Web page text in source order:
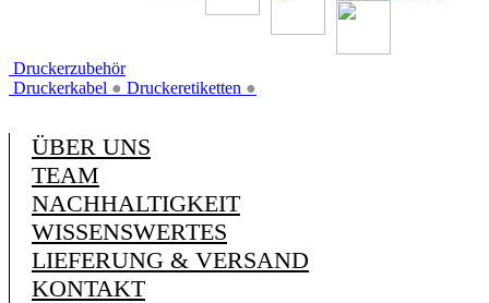
Druckerzubehör
Druckerkabel ● Druckeretiketten ●
ÜBER UNS
TEAM
NACHHALTIGKEIT
WISSENSWERTES
LIEFERUNG & VERSAND
KONTAKT